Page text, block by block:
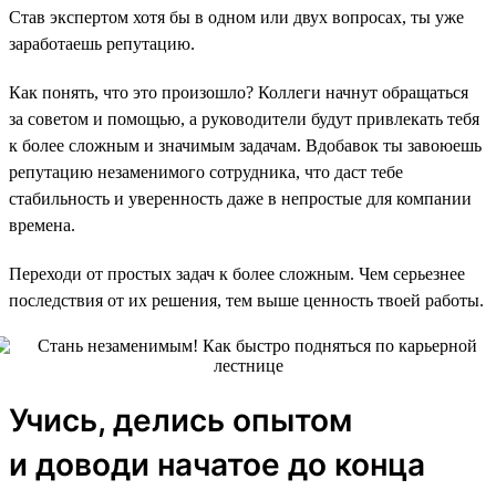
Став экспертом хотя бы в одном или двух вопросах, ты уже
заработаешь репутацию.
Как понять, что это произошло? Коллеги начнут обращаться
за советом и помощью, а руководители будут привлекать тебя
к более сложным и значимым задачам. Вдобавок ты завоюешь
репутацию незаменимого сотрудника, что даст тебе
стабильность и уверенность даже в непростые для компании
времена.
Переходи от простых задач к более сложным. Чем серьезнее
последствия от их решения, тем выше ценность твоей работы.
Учись, делись опытом
и доводи начатое до конца